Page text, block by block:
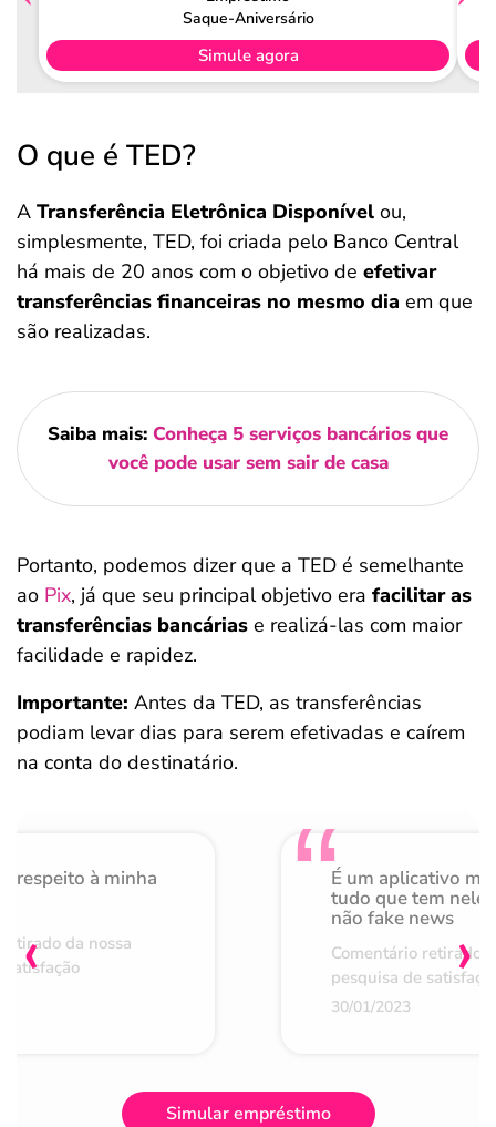
Saque-Aniversário
Simule agora
O que é TED?
A Transferência Eletrônica Disponível ou,
simplesmente, TED, foi criada pelo Banco Central
há mais de 20 anos com o objetivo de efetivar
transferências financeiras no mesmo dia em que
são realizadas.
Saiba mais: Conheça 5 serviços bancários que
você pode usar sem sair de casa
Portanto, podemos dizer que a TED é semelhante
ao Pix, já que seu principal objetivo era facilitar as
transferências bancárias e realizá-las com maior
facilidade e rapidez.
Importante: Antes da TED, as transferências
podiam levar dias para serem efetivadas e caírem
na conta do destinatário.
respeito à minha
da nossa
É um aplicativo
tudo que tem nele
não fake news
Comentário retirado
pesquisa de
30/01/2023
‹ ›
Simular empréstimo